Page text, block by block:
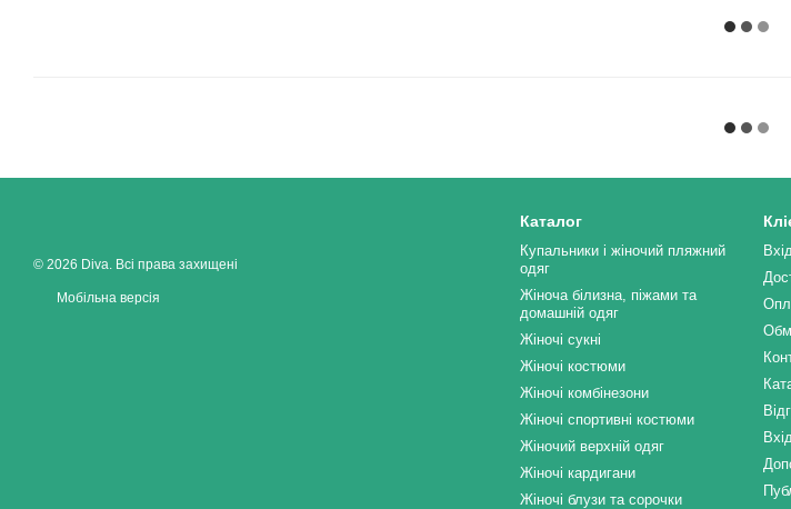
© 2026 Diva. Всі права захищені
Мобільна версія
Каталог
Купальники і жіночий пляжний
одяг
Жіноча білизна, піжами та
домашній одяг
Жіночі сукні
Жіночі костюми
Жіночі комбінезони
Жіночі спортивні костюми
Жіночий верхній одяг
Жіночі кардигани
Жіночі блузи та сорочки